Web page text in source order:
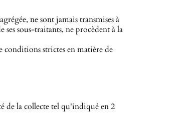
ne sont jamais transmises à
sous-traitants, ne procèdent à la
conditions strictes en matière de
de la collecte tel qu'indiqué en 2